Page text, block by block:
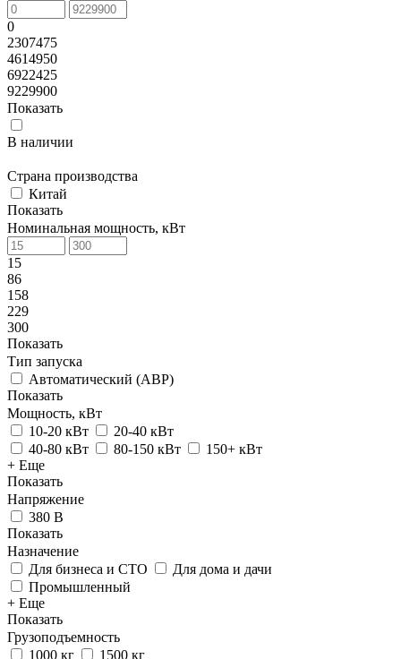
0
2307475
4614950
6922425
9229900
Показать
В наличии
Страна производства
Китай
Показать
Номинальная мощность, кВт
15
86
158
229
300
Показать
Тип запуска
Автоматический (АВР)
Показать
Мощность, кВт
10-20 кВт
20-40 кВт
40-80 кВт
80-150 кВт
150+ кВт
+ Еще
Показать
Напряжение
380 В
Показать
Назначение
Для бизнеса и СТО
Для дома и дачи
Промышленный
+ Еще
Показать
Грузоподъемность
1000 кг
1500 кг